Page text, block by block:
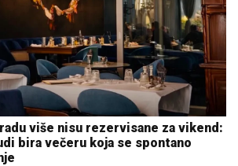
više nisu rezervisane za vikend:
bira večeru koja se spontano